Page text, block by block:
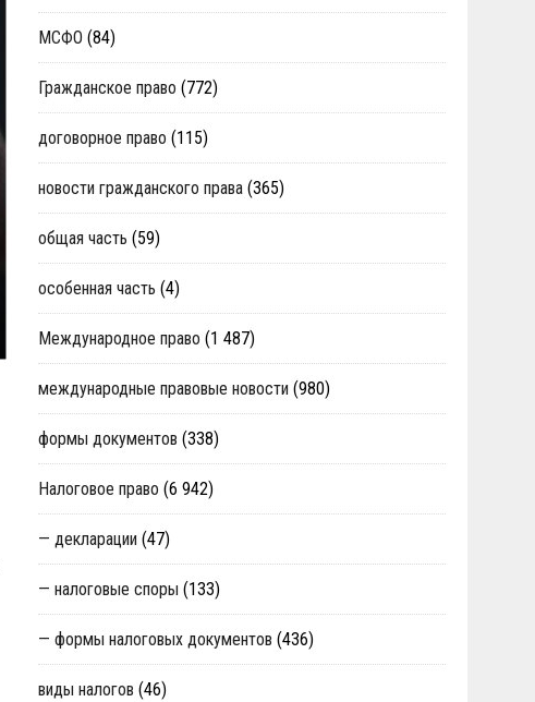
МСФО (84)
Гражданское право (772)
договорное право (115)
новости гражданского права (365)
общая часть (59)
особенная часть (4)
Международное право (1 487)
международные правовые новости (980)
формы документов (338)
Налоговое право (6 942)
— декларации (47)
— налоговые споры (133)
— формы налоговых документов (436)
виды налогов (46)